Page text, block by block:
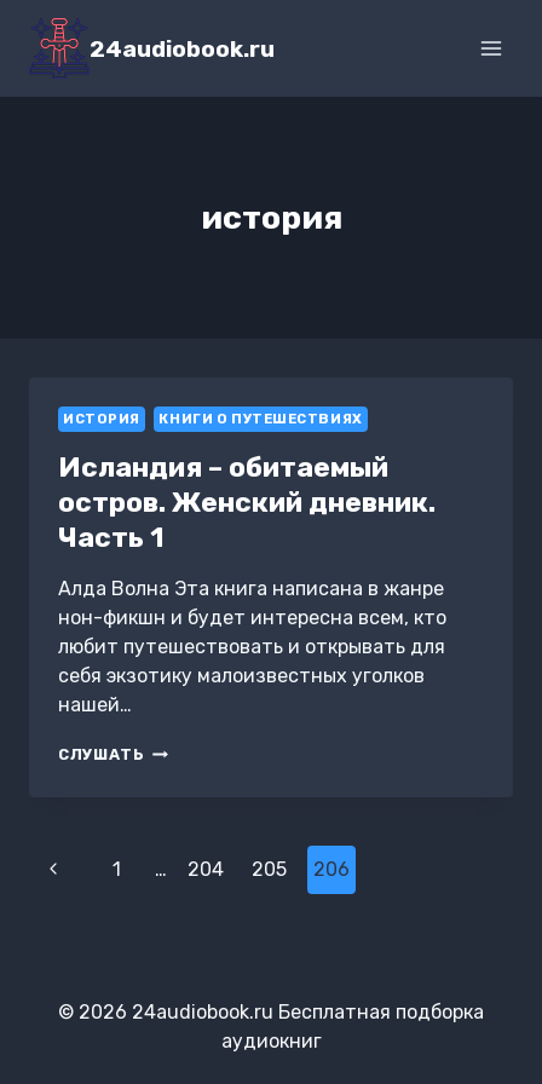
Перейти
содержимому
24audiobook.ru
история
ИСТОРИЯ КНИГИ О ПУТЕШЕСТВИЯХ
Исландия – обитаемый
остров. Женский дневник.
Часть 1
Алда Волна Эта книга написана в жанре
нон-фикшн и будет интересна всем, кто
любит путешествовать и открывать для
себя экзотику малоизвестных уголков
нашей…
СЛУШАТЬ ИСЛАНДИЯ –
ЧАСТЬ 1
Навигация
Предыдущая
1 … 204 205 206
© 2026 24audiobook.ru Бесплатная подборка
аудиокниг